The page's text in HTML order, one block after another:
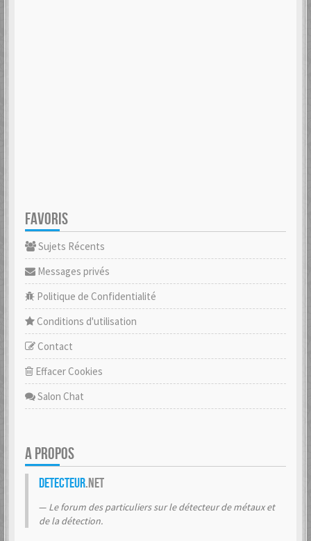
FAVORIS
Sujets Récents
Messages privés
Politique de Confidentialité
Conditions d'utilisation
Contact
Effacer Cookies
Salon Chat
A PROPOS
Detecteur.net
Le forum des particuliers sur le détecteur de métaux et
de la détection.